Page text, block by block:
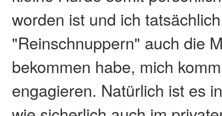
worden ist und ich
"Reinschnuppern" auch die
bekommen habe, mich
engagieren. Natürlich ist es